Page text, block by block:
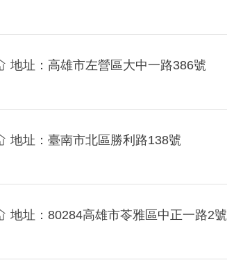
地址：高雄市左營區大中一路386號
地址：臺南市北區勝利路138號
地址：80284高雄市苓雅區中正一路2號